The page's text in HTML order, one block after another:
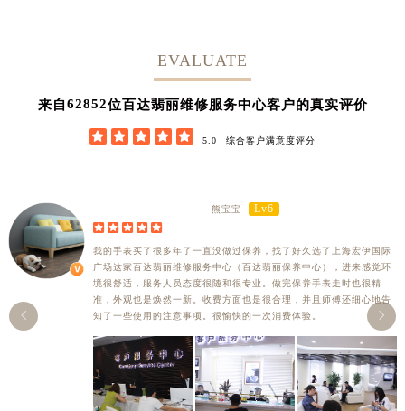
EVALUATE
来自62852位百达翡丽维修服务中心客户的真实评价
     5.0 综合客户满意度评分
熊宝宝 Lv6
    
我的手表买了很多年了一直没做过保养，找了好久选了上海宏伊国际
广场这家百达翡丽维修服务中心（百达翡丽保养中心），进来感觉环
境很舒适，服务人员态度很随和很专业。做完保养手表走时也很精
准，外观也是焕然一新。收费方面也是很合理，并且师傅还细心地告
知了一些使用的注意事项。很愉快的一次消费体验。

